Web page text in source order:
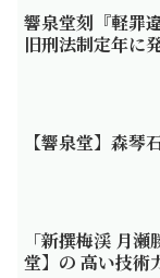
響泉堂刻『軽罪
旧刑法制定年に
【響泉堂】森琴
「新撰梅渓 月
堂】の 高い技術